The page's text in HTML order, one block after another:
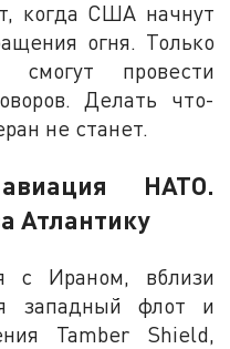
когда США начнут
огня. Только
смогут провести
Делать что-
не станет.
НАТО.
Атлантику
с Ираном, вблизи
западный флот и
Tamber Shield,